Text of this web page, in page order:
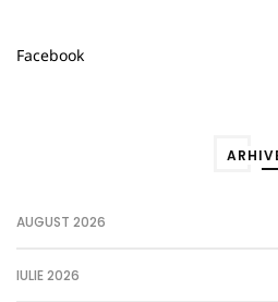
Facebook
AUGUST 2026
IULIE 2026